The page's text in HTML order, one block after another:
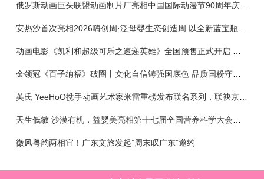
俄罗斯动画巨头联盟动画制片厂亮相中国国际动漫节90周年庆开启中国之旅新篇章
金领冠《百子纳福》破圈丨文化自信铸强国底色 品质国粉守护新生
英氏 YeeHoO携手动画艺术家米雷重磅发布联名系列，联袂京东深化全渠道战略
徽风粤韵两相宜！广东文旅发起”周末叹广东”邀约